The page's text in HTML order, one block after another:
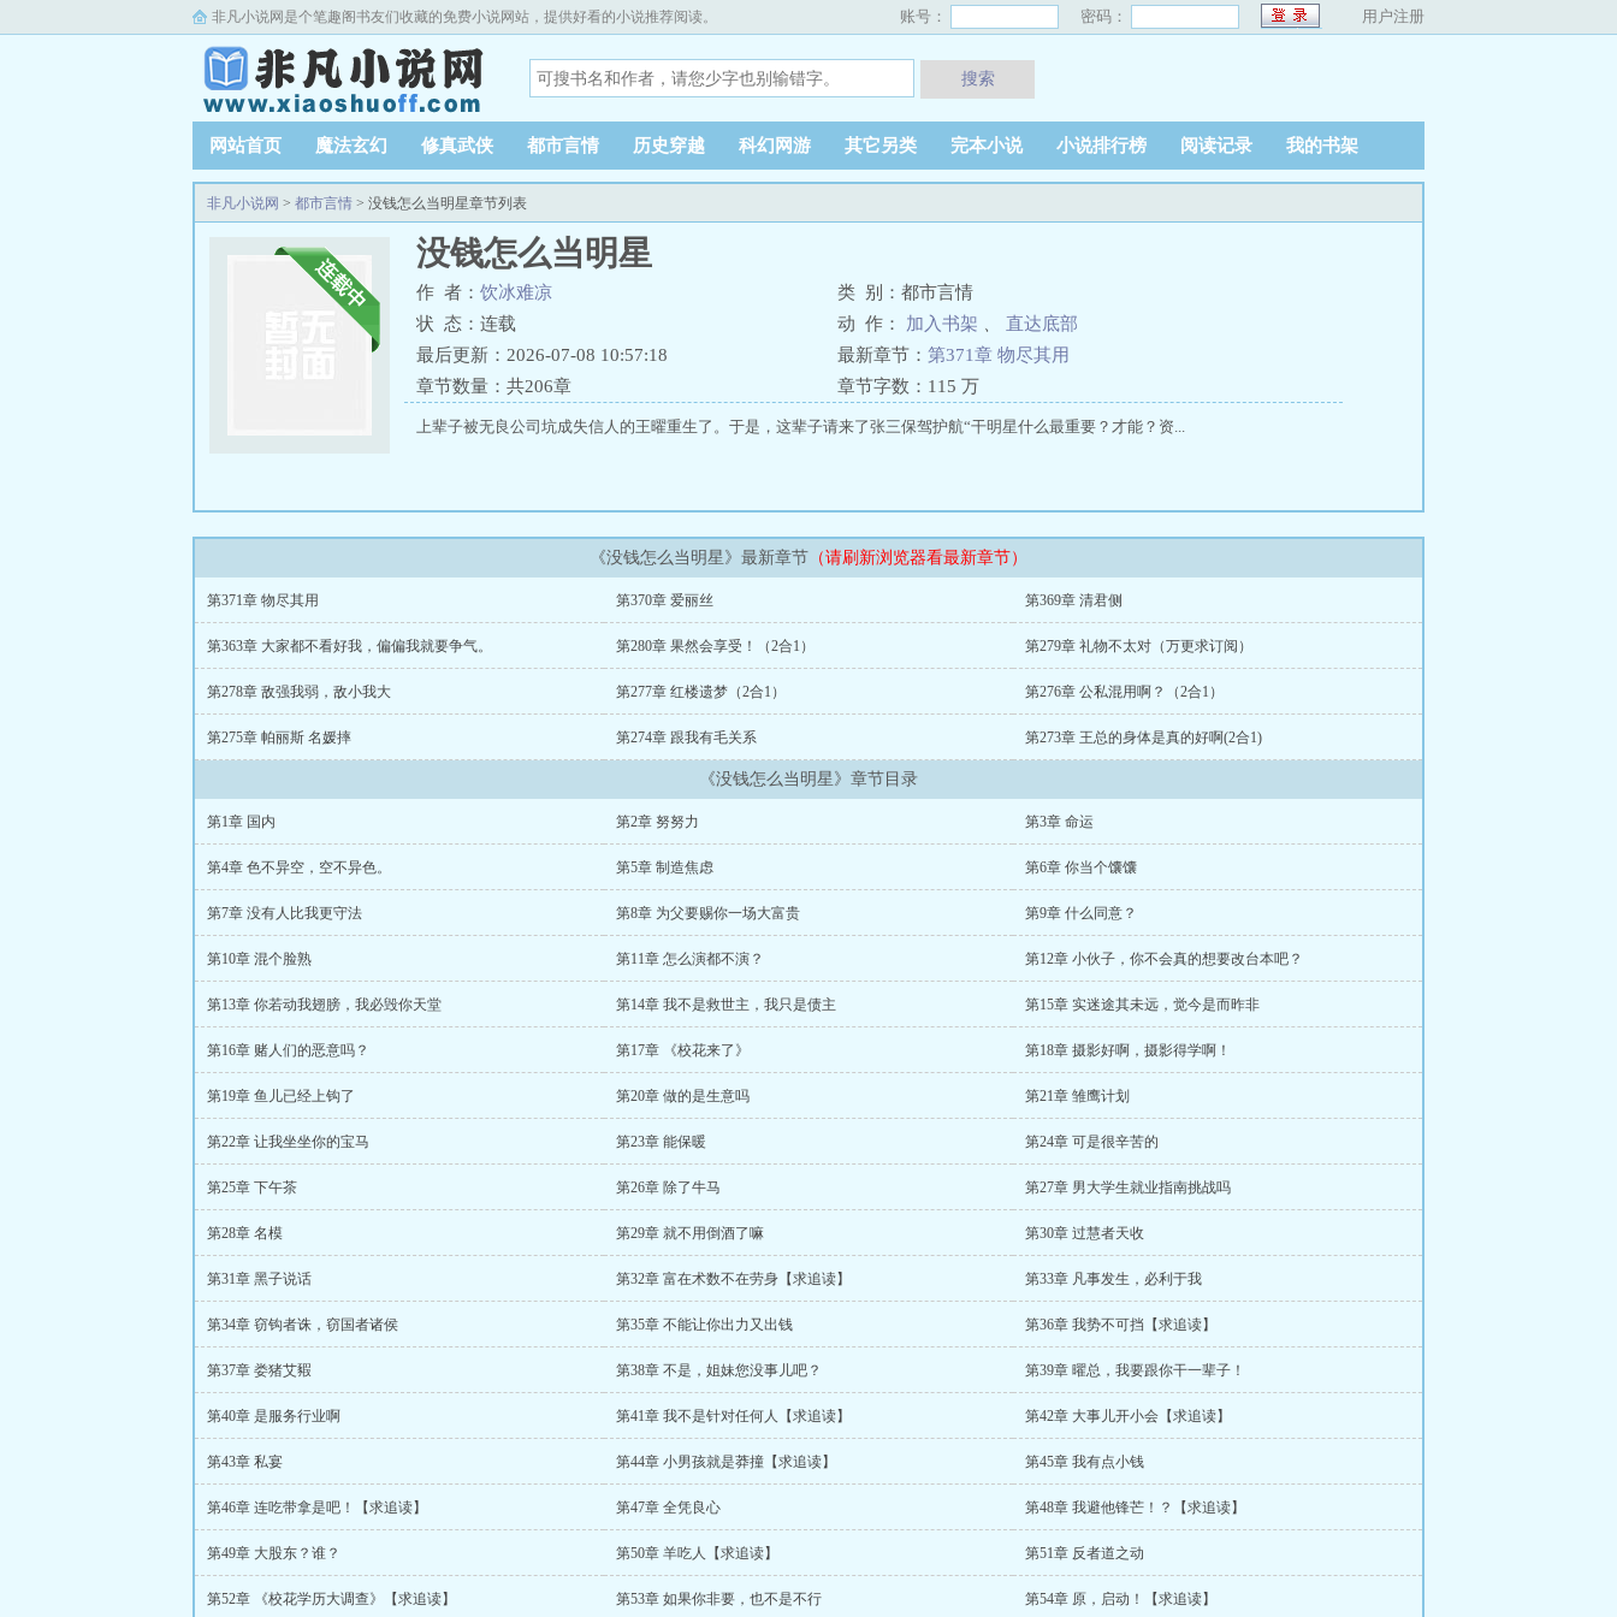
非凡小说网是个笔趣阁书友们收藏的免费小说网站，提供好看的小说推荐阅读。 账号： 密码： 用户注册
搜索
网站首页 魔法玄幻 修真武侠 都市言情 历史穿越 科幻网游 其它另类 完本小说 小说排行榜 阅读记录 我的书架
非凡小说网 > 都市言情 > 没钱怎么当明星章节列表
没钱怎么当明星
作 者： 饮冰难凉
类 别：都市言情
状 态：连载
动 作： 加入书架
直达底部
最后更新：2026-07-08 10:57:18
最新章节： 第371章 物尽其用
章节数量：共206章
章节字数： 115 万
上辈子被无良公司坑成失信人的王曜重生了。于是，这辈子请来了张三保驾护航“干明星什么最重要？才能？资...
《没钱怎么当明星》最新章节 （请刷新浏览器看最新章节）
第371章 物尽其用 第370章 爱丽丝 第369章 清君侧
第363章 大家都不看好我，偏偏我就要争气。 第280章 果然会享受！（2合1） 第279章 礼物不太对（万更求订阅）
第278章 敌强我弱，敌小我大 第277章 红楼遗梦（2合1） 第276章 公私混用啊？（2合1）
第275章 帕丽斯 名媛摔 第274章 跟我有毛关系 第273章 王总的身体是真的好啊(2合1)
《没钱怎么当明星》章节目录
第1章 国内 第2章 努努力 第3章 命运
第4章 色不异空，空不异色。 第5章 制造焦虑 第6章 你当个馕馕
第7章 没有人比我更守法 第8章 为父要赐你一场大富贵 第9章 什么同意？
第10章 混个脸熟 第11章 怎么演都不演？ 第12章 小伙子，你不会真的想要改台本吧？
第13章 你若动我翅膀，我必毁你天堂 第14章 我不是救世主，我只是债主 第15章 实迷途其未远，觉今是而昨非
第16章 赌人们的恶意吗？ 第17章 《校花来了》 第18章 摄影好啊，摄影得学啊！
第19章 鱼儿已经上钩了 第20章 做的是生意吗 第21章 雏鹰计划
第22章 让我坐坐你的宝马 第23章 能保暖 第24章 可是很辛苦的
第25章 下午茶 第26章 除了牛马 第27章 男大学生就业指南挑战吗
第28章 名模 第29章 就不用倒酒了嘛 第30章 过慧者天收
第31章 黑子说话 第32章 富在术数不在劳身【求追读】 第33章 凡事发生，必利于我
第34章 窃钩者诛，窃国者诸侯 第35章 不能让你出力又出钱 第36章 我势不可挡【求追读】
第37章 娄猪艾豭 第38章 不是，姐妹您没事儿吧？ 第39章 曜总，我要跟你干一辈子！
第40章 是服务行业啊 第41章 我不是针对任何人【求追读】 第42章 大事儿开小会【求追读】
第43章 私宴 第44章 小男孩就是莽撞【求追读】 第45章 我有点小钱
第46章 连吃带拿是吧！【求追读】 第47章 全凭良心 第48章 我避他锋芒！？【求追读】
第49章 大股东？谁？ 第50章 羊吃人【求追读】 第51章 反者道之动
第52章 《校花学历大调查》【求追读】 第53章 如果你非要，也不是不行 第54章 原，启动！【求追读】